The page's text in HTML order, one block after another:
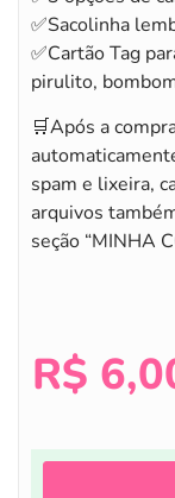
✅Sacolinha
✅Cartão Tag
pirulito,
🛒Após a
spam e lixeira,
arquivos
seção “MINHA
R$